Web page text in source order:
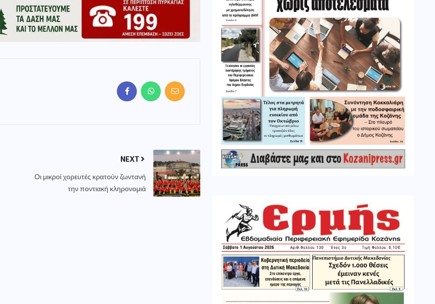
NEXT
Οι μικροί χορευτές κρατούν ζωντανή
την ποντιακή κληρονομιά